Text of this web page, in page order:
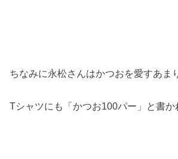
ちなみに永松さんはかつおを愛すあま
Tシャツにも「かつお100パー」と書か